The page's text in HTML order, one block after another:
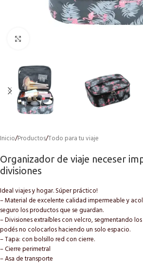
Inicio/Productos/Todo para tu viaje
Organizador de viaje neceser
divisiones
Ideal viajes y hogar. Súper práctico!
– Material de excelente calidad impermeable y
seguro los productos que se guardan.
– Divisiones extraíbles con velcro, segmentando
podés no colocarlos haciendo un solo espacio.
– Tapa: con bolsillo red con cierre.
– Cierre perimetral
– Asa de transporte